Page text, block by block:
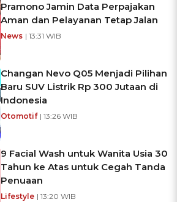
Pramono Jamin Data Perpajakan
Aman dan Pelayanan Tetap Jalan
News | 13:31 WIB
Changan Nevo Q05 Menjadi Pilihan
Baru SUV Listrik Rp 300 Jutaan di
Indonesia
Otomotif | 13:26 WIB
9 Facial Wash untuk Wanita Usia 30
Tahun ke Atas untuk Cegah Tanda
Penuaan
Lifestyle | 13:20 WIB